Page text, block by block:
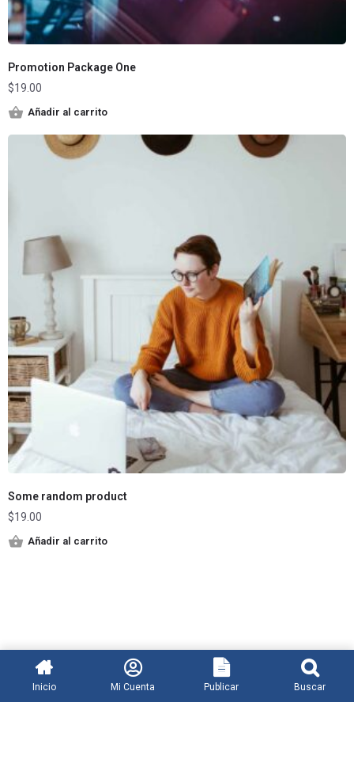
Promotion Package One
$19.00
Añadir al carrito
Some random product
$19.00
Añadir al carrito
Inicio Mi Cuenta Publicar Buscar